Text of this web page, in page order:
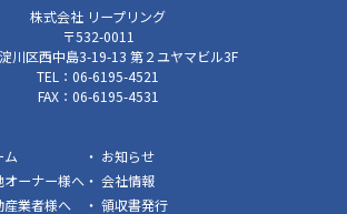
株式会社 リープリング
〒532-0011
川区西中島3-19-13 第２ユヤマビル3F
TEL：06-6195-4521
FAX：06-6195-4531
ム
オーナー様へ
産業者様へ
お知らせ
会社情報
領収書発行